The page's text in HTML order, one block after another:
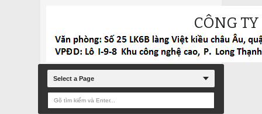
CÔNG
Select a Page